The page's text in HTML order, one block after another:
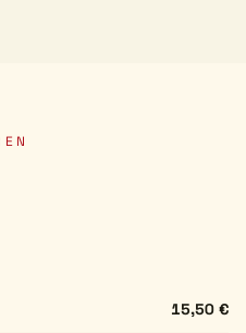
15,50 €